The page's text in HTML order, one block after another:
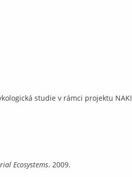
studie v rámci projektu NAKI
Ecosystems. 2009.